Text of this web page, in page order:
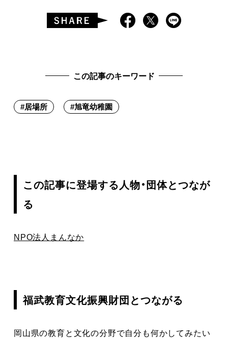
この記事のキーワード
#居場所 #旭竜幼稚園
この記事に登場する人物・団体とつなが
る
NPO法人まんなか
福武教育文化振興財団とつながる
岡山県の教育と文化の分野で自分も何かしてみたい